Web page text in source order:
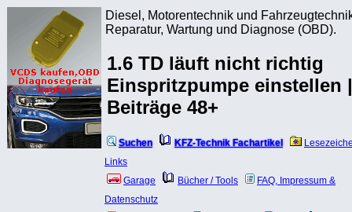
Diesel, Motorentechnik und
Reparatur, Wartung und Diagnose (OBD).
1.6 TD läuft nicht richtig
Einspritzpumpe einstellen |
Beiträge 48+
Suchen KFZ-Technik Fachartikel
Links
Garage
Bücher / Tools
FAQ, Impressum &
Datenschutz